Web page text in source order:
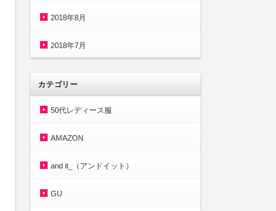
2018年8月
2018年7月
カテゴリー
50代レディース服
AMAZON
and it_（アンドイット）
GU